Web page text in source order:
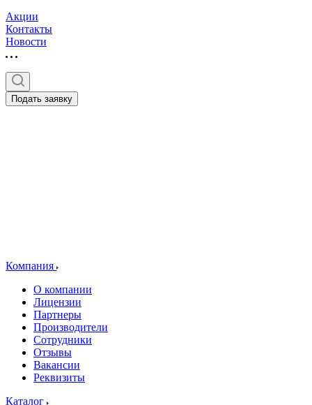
Акции
Контакты
Новости
Подать заявку
Компания
О компании
Лицензии
Партнеры
Производители
Сотрудники
Отзывы
Вакансии
Реквизиты
Каталог